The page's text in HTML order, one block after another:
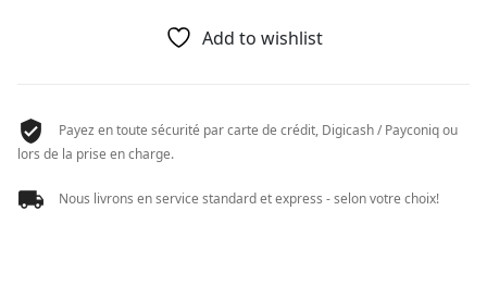
Add to wishlist
Payez en toute sécurité par carte de crédit, Digicash / Payconiq ou
lors de la prise en charge.
Nous livrons en service standard et express - selon votre choix!